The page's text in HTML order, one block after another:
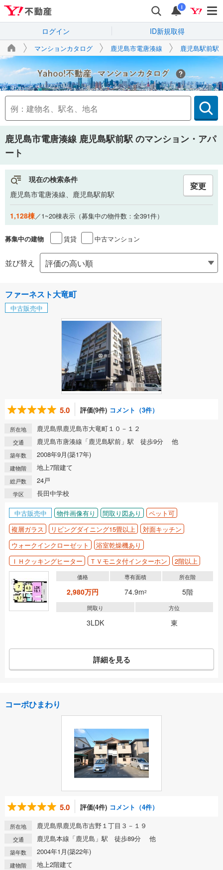
i
ログイン ID新規取得
マンションカタログ 鹿児島市電唐湊線 鹿児島駅前駅
Yahoo!不動産
鹿児島市電唐湊線 鹿児島駅前駅のマンション・アパ
ート
現在の検索条件
鹿児島市電唐湊線、鹿児島駅前駅
変更
1,128棟／1~20棟表示（募集中の物件数：全391件）
募集中の建物 賃貸 中古マンション
並び替え
ファーネスト大竜町
中古販売中
5.0 評価(9件) コメント（3件）
所在地 鹿児島県鹿児島市大竜町１０－１２
交通 鹿児島市唐湊線「鹿児島駅前」駅 徒歩9分 他
築年数 2008年9月(築17年)
建物階 地上7階建て
総戸数 24戸
学区 長田中学校
中古販売中 物件画像有り 間取り図あり
ペット可
複層ガラス
リビングダイニング15畳以上
対面キッチン
ウォークインクローゼット
浴室乾燥機あり
ＩＨクッキングヒーター
ＴＶモニタ付インターホン 2階以上
価格
2,980万円
専有面積
74.9m2
所在階
5階
間取り
3LDK
方位
東
詳細を見る
コーポひまわり
5.0 評価(4件) コメント（4件）
所在地 鹿児島県鹿児島市吉野１丁目３－１９
交通 鹿児島本線「鹿児島」駅 徒歩89分 他
築年数 2004年1月(築22年)
建物階 地上2階建て